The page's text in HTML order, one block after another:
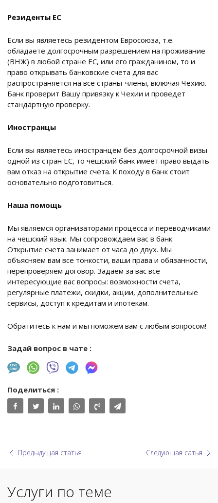
Резиденты ЕС
Если вы являетесь резидентом Евросоюза, т.е.
обладаете долгосрочным разрешением на проживание
(ВНЖ) в любой стране ЕС, или его гражданином, то и
право открывать банковские счета для вас
распространяется на все страны-члены, включая Чехию.
Банк проверит Вашу привязку к Чехии и проведет
стандартную проверку.
Иностранцы
Если вы являетесь иностранцем без долгосрочной визы
одной из стран ЕС, то чешский банк имеет право выдать
вам отказ на открытие счета. К походу в банк стоит
основательно подготовиться.
Наша помощь
Мы являемся организаторами процесса и переводчиками
на чешский язык. Мы сопровождаем вас в банк.
Открытие счета занимает от часа до двух. Мы
объясняем вам все тонкости, ваши права и обязанности,
перепроверяем договор. Задаем за вас все
интересующие вас вопросы: возможности счета,
регулярные платежи, скидки, акции, дополнительные
сервисы, доступ к кредитам и ипотекам.
Обратитесь к нам и мы поможем вам с любым вопросом!
Задай вопрос в чате :
Поделиться :
Предыдущая статья Следующая сатья
Услуги по теме